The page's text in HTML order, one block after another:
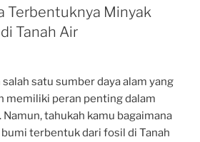
Terbentuknya Minyak
Tanah Air
satu sumber daya alam yang
memiliki peran penting dalam
tahukah kamu bagaimana
terbentuk dari fosil di Tanah